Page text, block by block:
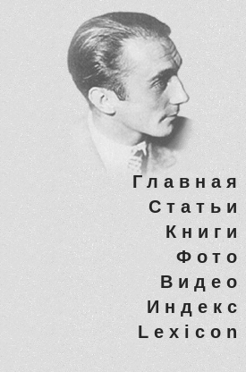
Главная
Статьи
Книги
Фото
Видео
Индекс
Lexicon